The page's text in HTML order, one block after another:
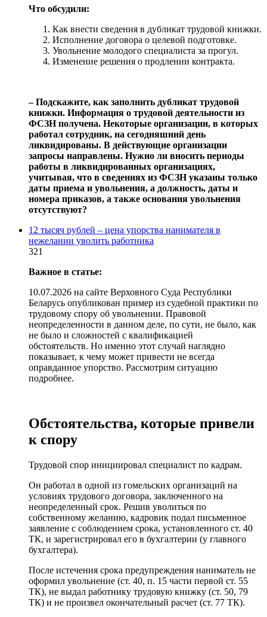
Что обсудили:
Как внести сведения в дубликат трудовой книжки.
Исполнение договора о целевой подготовке.
Увольнение молодого специалиста за прогул.
Изменение решения о продлении контракта.
‒ Подскажите, как заполнить дубликат трудовой
книжки. Информация о трудовой деятельности из
ФСЗН получена. Некоторые организации, в которых
работал сотрудник, на сегодняшний день
ликвидированы. В действующие организации
запросы направлены. Нужно ли вносить периоды
работы в ликвидированных организациях,
учитывая, что в сведениях из ФСЗН указаны только
даты приема и увольнения, а должность, даты и
номера приказов, а также основания увольнения
отсутствуют?
12 тысяч рублей – цена упорства нанимателя в
нежелании уволить работника
321
Важное в статье:
10.07.2026 на сайте Верховного Суда Республики
Беларусь опубликован пример из судебной практики по
трудовому спору об увольнении. Правовой
неопределенности в данном деле, по сути, не было, как
не было и сложностей с квалификацией
обстоятельств. Но именно этот случай наглядно
показывает, к чему может привести не всегда
оправданное упорство. Рассмотрим ситуацию
подробнее.
Обстоятельства, которые привели
к спору
Трудовой спор инициировал специалист по кадрам.
Он работал в одной из гомельских организаций на
условиях трудового договора, заключенного на
неопределенный срок. Решив уволиться по
собственному желанию, кадровик подал письменное
заявление с соблюдением срока, установленного ст. 40
ТК, и зарегистрировал его в бухгалтерии (у главного
бухгалтера).
После истечения срока предупреждения наниматель не
оформил увольнение (ст. 40, п. 15 части первой ст. 55
ТК), не выдал работнику трудовую книжку (ст. 50, 79
ТК) и не произвел окончательный расчет (ст. 77 ТК).